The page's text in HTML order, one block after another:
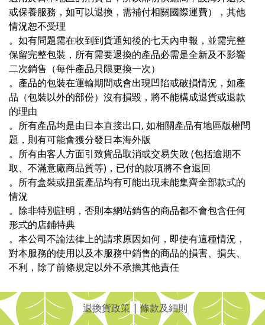
或保養服務，如可以退換，需補付相關國際運費），其他
情況恕不受理
。如有問題需在收到到貨通知後的七天內申報，並需完整
保留完整包裝，所有需要退換的產品必需是全新及不影響
二次銷售（每件產品只限更換一次）
。產品的包裝在運輸期間或會出現凹陷或破損情況，如產
品（包裝以外的部份）沒有損毀，將不能構成退貨或退款
的理由
。所有產品均是由日本直接出口, 如相關產品有地區版權問
題，則有可能會獲分發日本海外版
。所有由客人方面引致貨品取消或交易失敗 (包括逾期不
取、不滿意廠商品質等)，已付的款項將不會退回
。所有盒裝或扭蛋產品均有可能出現未能集齊全部款式的
情況
。除非特別註明，否則本網站銷售的商品都不會包含任何
形式的店鋪特典
。本公司不論法律上的請求原因如何，即使有這種情況，
對本服務的使用以及本服務中銷售的商品的損害、損失、
不利，除了前條規定以外不承擔其他責任
退換貨政策| 條款及細則